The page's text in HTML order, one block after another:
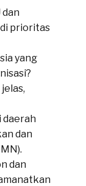
prioritas
yang
daerah
dan
dan